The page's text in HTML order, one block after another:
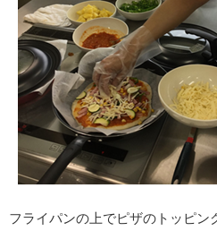
フライパンの上でピザのトッピン